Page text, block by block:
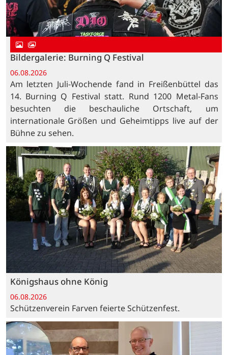
Bildergalerie: Burning Q Festival
06.08.2026
Am letzten Juli-Wochende fand in Freißenbüttel das
14. Burning Q Festival statt. Rund 1200 Metal-Fans
besuchten die beschauliche Ortschaft, um
internationale Größen und Geheimtipps live auf der
Bühne zu sehen.
Königshaus ohne König
06.08.2026
Schützenverein Farven feierte Schützenfest.